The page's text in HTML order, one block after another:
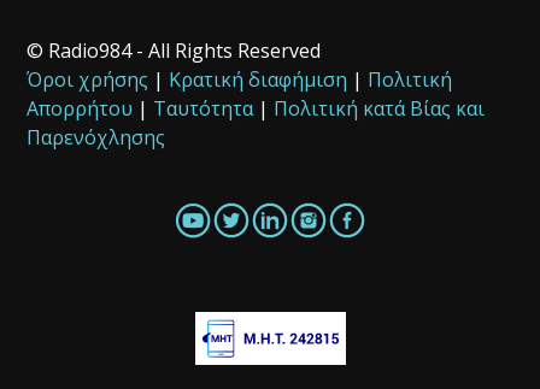
© Radio984 - All Rights Reserved
Όροι χρήσης | Κρατική διαφήμιση | Πολιτική
Απορρήτου | Ταυτότητα| Πολιτική κατά Βίας και
Παρενόχλησης